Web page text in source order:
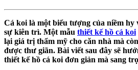
Cá koi là một biểu tượng của niềm hy
sự kiên trì. Một mẫu thiết kế hồ cá koi
lại giá trị thẩm mỹ cho căn nhà mà
được thư giãn. Bài viết sau đây sẽ
thiết kế hồ cá koi đơn giản mà sang